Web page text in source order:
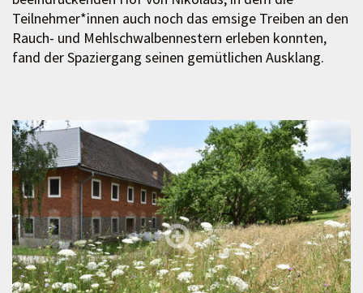
Teilnehmer*innen auch noch das emsige Treiben an den
Rauch- und Mehlschwalbennestern erleben konnten,
fand der Spaziergang seinen gemütlichen Ausklang.